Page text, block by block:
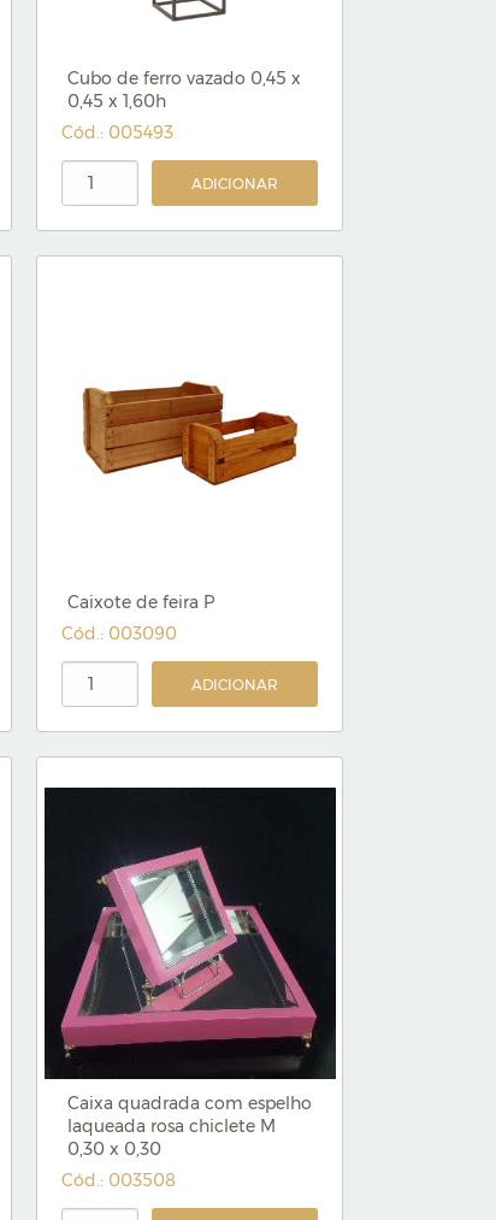
Cubo de ferro vazado 0,45 x
0,45 x 1,60h
Cód.: 005493
ADICIONAR
Caixote de feira P
Cód.: 003090
ADICIONAR
Caixa quadrada com espelho
laqueada rosa chiclete M
0,30 x 0,30
Cód.: 003508